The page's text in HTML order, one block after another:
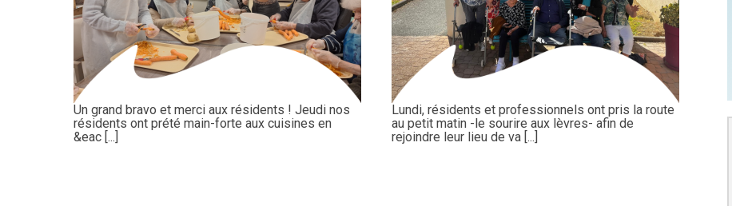
Un grand bravo et merci aux résidents ! Jeudi nos
résidents ont prété main-forte aux cuisines en
&eac [...]
Lundi, résidents et professionnels ont pris la route
au petit matin -le sourire aux lèvres- afin de
rejoindre leur lieu de va [...]